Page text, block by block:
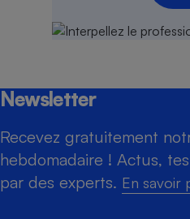
Newsletter
Recevez gratuitement
hebdomadaire ! Actus,
par des experts. En savoir